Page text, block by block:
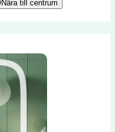
Nära till centrum